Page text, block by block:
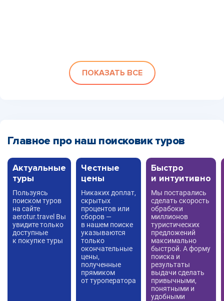
ПОКАЗАТЬ ВСЕ
Главное про наш поисковик туров
Актуальные
туры
Пользуясь
поиском туров
на сайте
aerotur.travel Вы
увидите только
доступные
к покупке туры
Честные
цены
Никаких доплат,
скрытых
процентов или
сборов —
в нашем поиске
указываются
только
окончательные
цены,
полученные
прямиком
от туроператора
Быстро
и интуитивно
Мы постарались
сделать скорость
обрабоки
миллионов
туристических
предложений
максимально
быстрой. А форму
поиска и
результаты
выдачи сделать
привычными,
понятными и
удобными